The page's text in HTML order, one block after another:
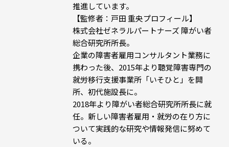
推進しています。
【監修者：戸田 重央プロフィール】
株式会社ゼネラルパートナーズ 障がい者
総合研究所所長。
企業の障害者雇用コンサルタント業務に
携わった後、2015年より聴覚障害専門の
就労移行支援事業所「いそひと」を開
所、初代施設長に。
2018年より障がい者総合研究所所長に就
任。新しい障害者雇用・就労の在り方に
ついて実践的な研究や情報発信に努めて
いる。